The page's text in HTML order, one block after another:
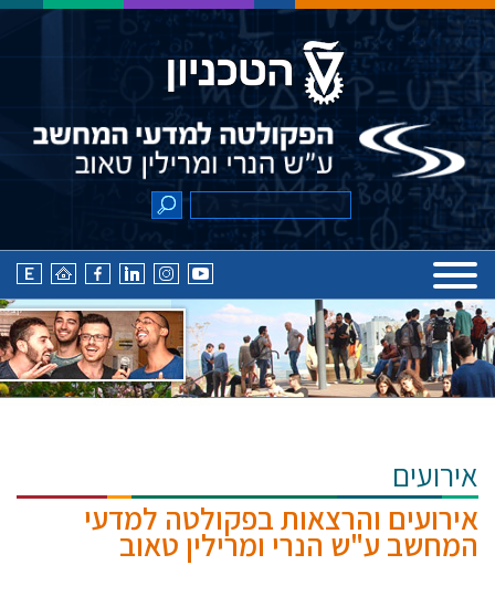
אירועים
אירועים והרצאות בפקולטה למדעי
המחשב ע"ש הנרי ומרילין טאוב